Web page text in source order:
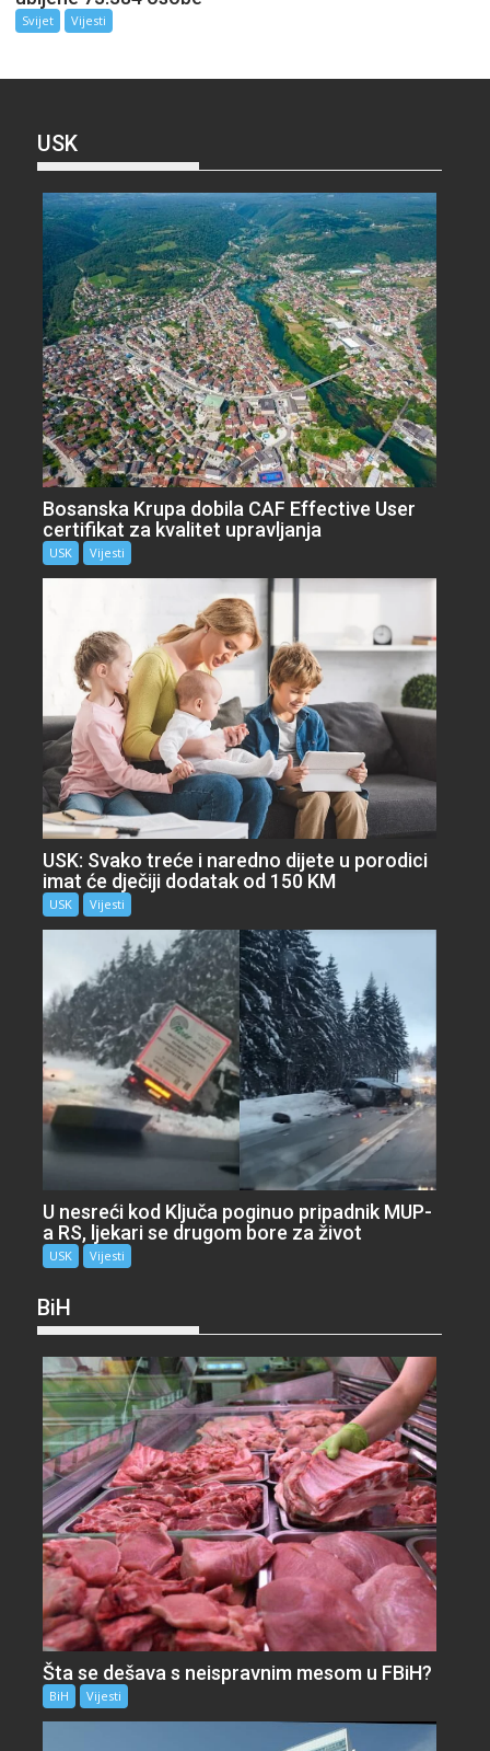
Svijet Vijesti
USK
Bosanska Krupa dobila CAF Effective User
certifikat za kvalitet upravljanja
USK Vijesti
USK: Svako treće i naredno dijete u porodici
imat će dječiji dodatak od 150 KM
USK Vijesti
U nesreći kod Ključa poginuo pripadnik MUP-
a RS, ljekari se drugom bore za život
USK Vijesti
BiH
Šta se dešava s neispravnim mesom u FBiH?
BiH Vijesti